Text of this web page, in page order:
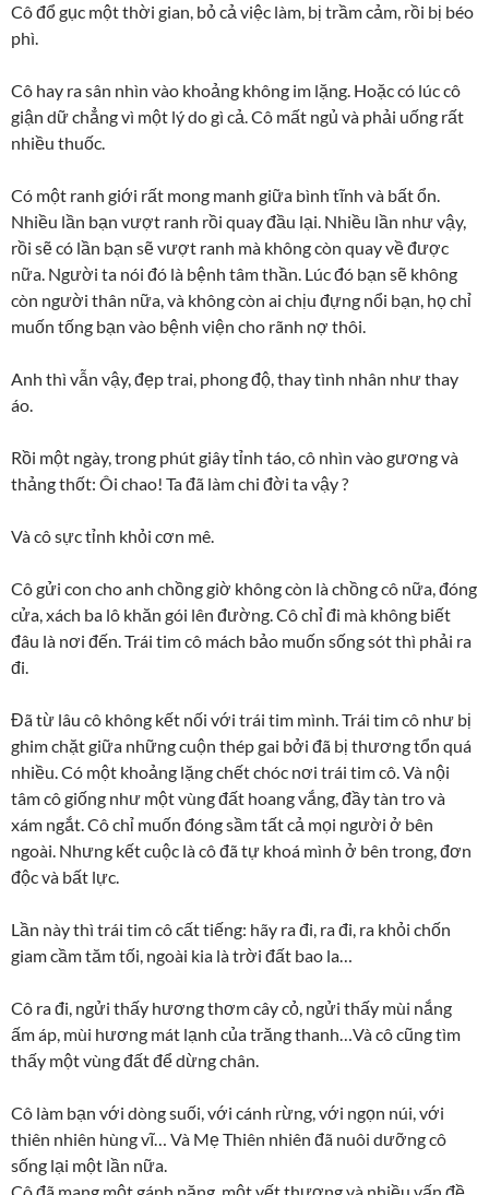
Cô đổ gục một thời gian, bỏ cả việc làm, bị trầm cảm, rồi bị béo
phì.
Cô hay ra sân nhìn vào khoảng không im lặng. Hoặc có lúc cô
giận dữ chẳng vì một lý do gì cả. Cô mất ngủ và phải uống rất
nhiều thuốc.
Có một ranh giới rất mong manh giữa bình tĩnh và bất ổn.
Nhiều lần bạn vượt ranh rồi quay đầu lại. Nhiều lần như vậy,
rồi sẽ có lần bạn sẽ vượt ranh mà không còn quay về được
nữa. Người ta nói đó là bệnh tâm thần. Lúc đó bạn sẽ không
còn người thân nữa, và không còn ai chịu đựng nổi bạn, họ chỉ
muốn tống bạn vào bệnh viện cho rãnh nợ thôi.
Anh thì vẫn vậy, đẹp trai, phong độ, thay tình nhân như thay
áo.
Rồi một ngày, trong phút giây tỉnh táo, cô nhìn vào gương và
thảng thốt: Ôi chao! Ta đã làm chi đời ta vậy ?
Và cô sực tỉnh khỏi cơn mê.
Cô gửi con cho anh chồng giờ không còn là chồng cô nữa, đóng
cửa, xách ba lô khăn gói lên đường. Cô chỉ đi mà không biết
đâu là nơi đến. Trái tim cô mách bảo muốn sống sót thì phải ra
đi.
Đã từ lâu cô không kết nối với trái tim mình. Trái tim cô như bị
ghim chặt giữa những cuộn thép gai bởi đã bị thương tổn quá
nhiều. Có một khoảng lặng chết chóc nơi trái tim cô. Và nội
tâm cô giống như một vùng đất hoang vắng, đầy tàn tro và
xám ngắt. Cô chỉ muốn đóng sầm tất cả mọi người ở bên
ngoài. Nhưng kết cuộc là cô đã tự khoá mình ở bên trong, đơn
độc và bất lực.
Lần này thì trái tim cô cất tiếng: hãy ra đi, ra đi, ra khỏi chốn
giam cầm tăm tối, ngoài kia là trời đất bao la…
Cô ra đi, ngửi thấy hương thơm cây cỏ, ngửi thấy mùi nắng
ấm áp, mùi hương mát lạnh của trăng thanh…Và cô cũng tìm
thấy một vùng đất để dừng chân.
Cô làm bạn với dòng suối, với cánh rừng, với ngọn núi, với
thiên nhiên hùng vĩ… Và Mẹ Thiên nhiên đã nuôi dưỡng cô
sống lại một lần nữa.